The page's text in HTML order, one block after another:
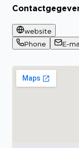
website
Phone
E-